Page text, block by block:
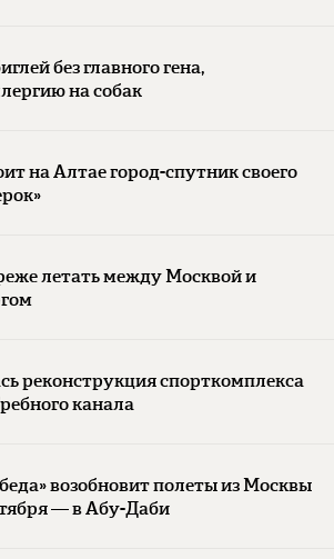
без главного гена,
на собак
на Алтае город-спутник своего
летать между Москвой и
реконструкция спорткомплекса
канала
возобновит полеты из Москвы
— в Абу-Даби